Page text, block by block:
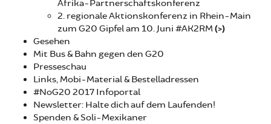
Afrika-Partnerschaftskonferenz
2. regionale Aktionskonferenz in Rhein-Main
zum G20 Gipfel am 10. Juni #AK2RM (>)
Gesehen
Mit Bus & Bahn gegen den G20
Presseschau
Links, Mobi-Material & Bestelladressen
#NoG20 2017 Infoportal
Newsletter: Halte dich auf dem Laufenden!
Spenden & Soli-Mexikaner